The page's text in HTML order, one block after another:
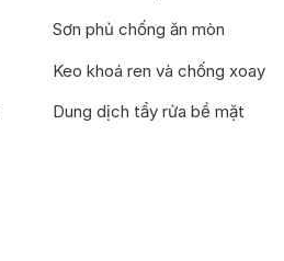
Sơn phủ chống ăn mòn
Keo khoá ren và chống xoay
Dung dịch tẩy rửa bề mặt